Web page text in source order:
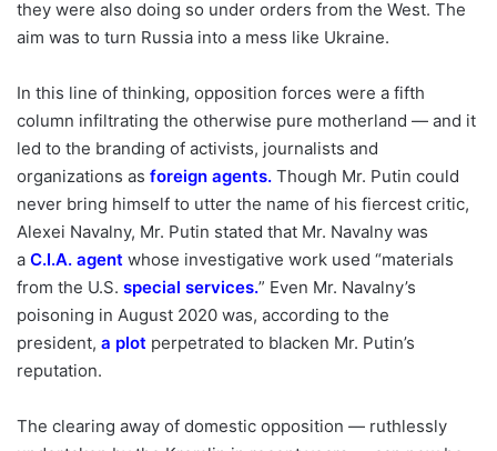
they were also doing so under orders from the West. The
aim was to turn Russia into a mess like Ukraine.
In this line of thinking, opposition forces were a fifth
column infiltrating the otherwise pure motherland — and it
led to the branding of activists, journalists and
organizations as foreign agents. Though Mr. Putin could
never bring himself to utter the name of his fiercest critic,
Alexei Navalny, Mr. Putin stated that Mr. Navalny was
a C.I.A. agent whose investigative work used “materials
from the U.S. special services.” Even Mr. Navalny’s
poisoning in August 2020 was, according to the
president, a plot perpetrated to blacken Mr. Putin’s
reputation.
The clearing away of domestic opposition — ruthlessly